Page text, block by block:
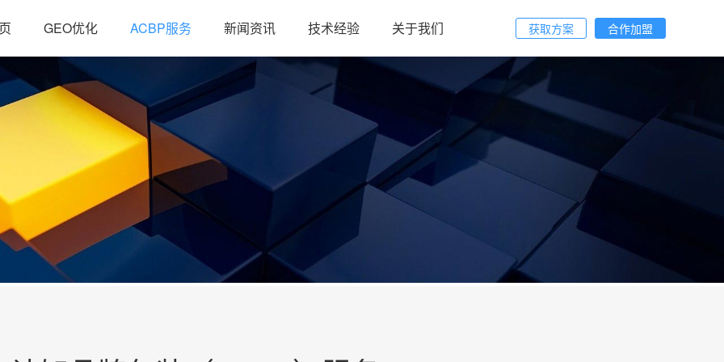
获取方案 合作加盟
GEO优化 ACBP服务 新闻资讯 技术经验 关于我们